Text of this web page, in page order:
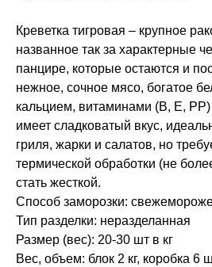
Креветка тигровая – крупное
названное так за характерные
панцире, которые остаются и
нежное, сочное мясо, богатое
кальцием, витаминами (B, E,
имеет сладковатый вкус,
гриля, жарки и салатов, но
термической обработки (не
стать жесткой.
Способ заморозки:
Тип разделки: неразделанная
Размер (вес): 20-30 шт в кг
Вес, объем: блок 2 кг, коробка 6